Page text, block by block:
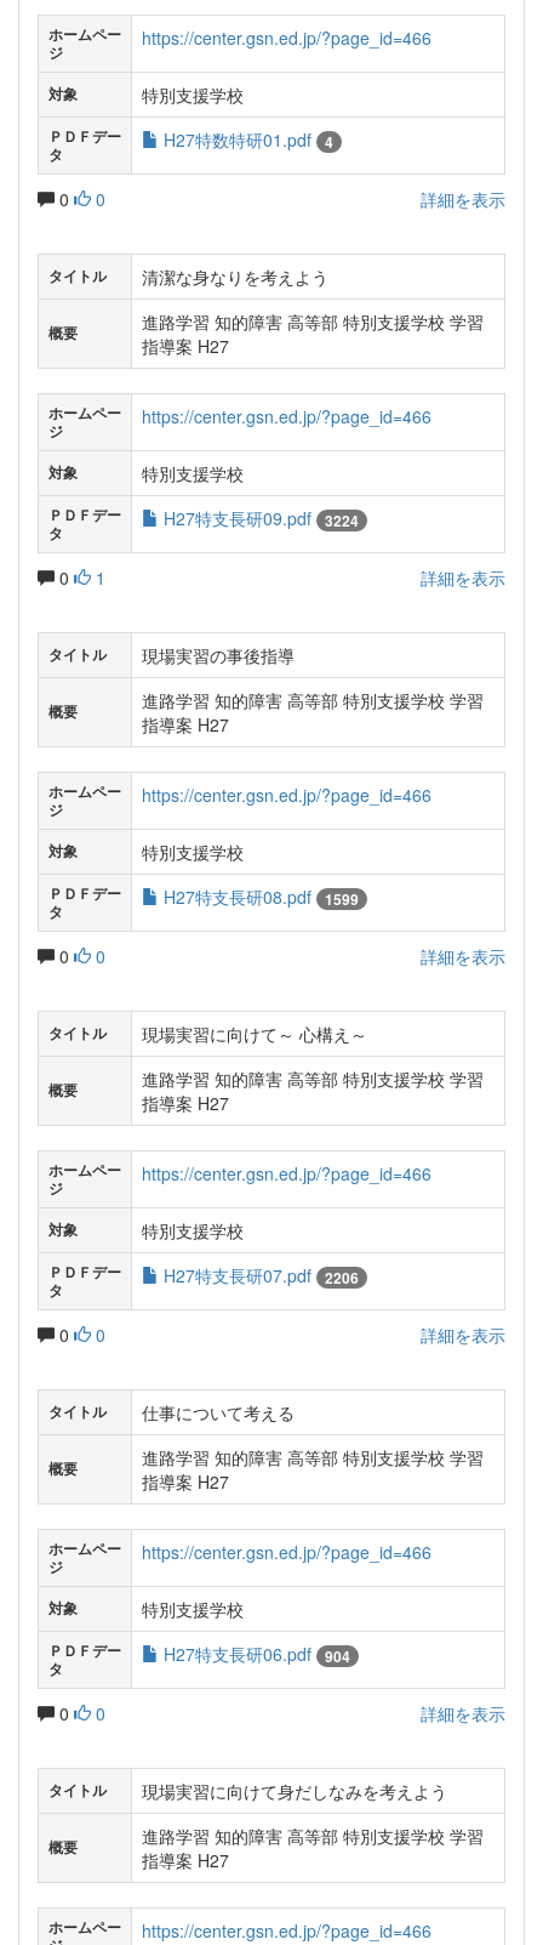
ホームペー
ジ
https://center.gsn.ed.jp/?page_id=466
対象 特別支援学校
ＰＤＦデー
タ
H27特数特研01.pdf 4
0 0 詳細を表示
タイトル 清潔な身なりを考えよう
概要
進路学習 知的障害 高等部 特別支援学校 学習
指導案 H27
ホームペー
ジ
https://center.gsn.ed.jp/?page_id=466
対象 特別支援学校
ＰＤＦデー
タ
H27特支長研09.pdf 3224
0 1 詳細を表示
タイトル 現場実習の事後指導
概要
進路学習 知的障害 高等部 特別支援学校 学習
指導案 H27
ホームペー
ジ
https://center.gsn.ed.jp/?page_id=466
対象 特別支援学校
ＰＤＦデー
タ
H27特支長研08.pdf 1599
0 0 詳細を表示
タイトル 現場実習に向けて～ 心構え～
概要
進路学習 知的障害 高等部 特別支援学校 学習
指導案 H27
ホームペー
ジ
https://center.gsn.ed.jp/?page_id=466
対象 特別支援学校
ＰＤＦデー
タ
H27特支長研07.pdf 2206
0 0 詳細を表示
タイトル 仕事について考える
概要
進路学習 知的障害 高等部 特別支援学校 学習
指導案 H27
ホームペー
ジ
https://center.gsn.ed.jp/?page_id=466
対象 特別支援学校
ＰＤＦデー
タ
H27特支長研06.pdf 904
0 0 詳細を表示
タイトル 現場実習に向けて身だしなみを考えよう
概要
進路学習 知的障害 高等部 特別支援学校 学習
指導案 H27
ホームペー
https://center.gsn.ed.jp/?page_id=466